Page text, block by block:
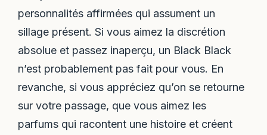
personnalités affirmées qui assument un
sillage présent. Si vous aimez la discrétion
absolue et passez inaperçu, un Black Black
n’est probablement pas fait pour vous. En
revanche, si vous appréciez qu’on se retourne
sur votre passage, que vous aimez les
parfums qui racontent une histoire et créent